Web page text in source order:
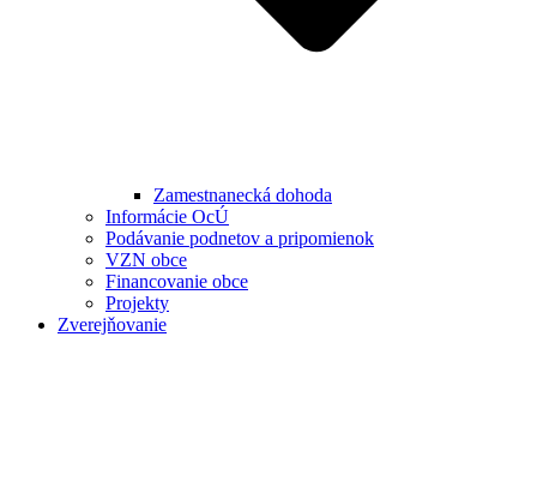
Zamestnanecká dohoda
Informácie OcÚ
Podávanie podnetov a pripomienok
VZN obce
Financovanie obce
Projekty
Zverejňovanie